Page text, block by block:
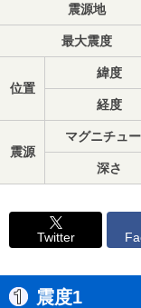
震源地
最大震度
位置
緯度
経度
震源
マグニチュ
深さ
Twitter
震度1